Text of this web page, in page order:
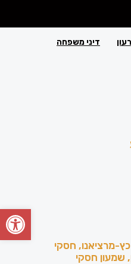
דיני משפחה
מרציאנו, חסקי
שמעון חסקי
פתח